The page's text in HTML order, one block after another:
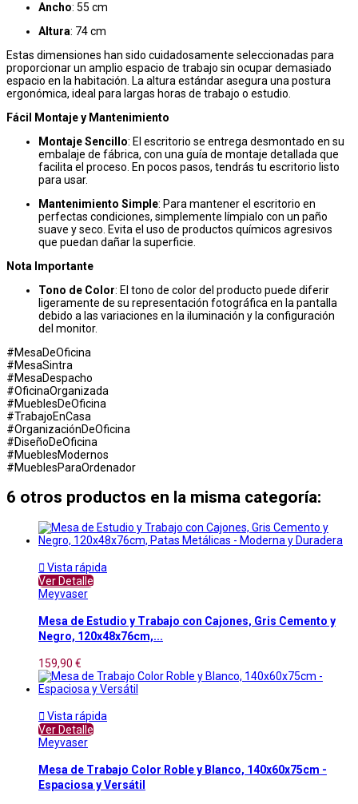
Ancho: 55 cm
Altura: 74 cm
Estas dimensiones han sido cuidadosamente seleccionadas para
proporcionar un amplio espacio de trabajo sin ocupar demasiado
espacio en la habitación. La altura estándar asegura una postura
ergonómica, ideal para largas horas de trabajo o estudio.
Fácil Montaje y Mantenimiento
Montaje Sencillo: El escritorio se entrega desmontado en su
embalaje de fábrica, con una guía de montaje detallada que
facilita el proceso. En pocos pasos, tendrás tu escritorio listo
para usar.
Mantenimiento Simple: Para mantener el escritorio en
perfectas condiciones, simplemente límpialo con un paño
suave y seco. Evita el uso de productos químicos agresivos
que puedan dañar la superficie.
Nota Importante
Tono de Color: El tono de color del producto puede diferir
ligeramente de su representación fotográfica en la pantalla
debido a las variaciones en la iluminación y la configuración
del monitor.
#MesaDeOficina
#MesaSintra
#MesaDespacho
#OficinaOrganizada
#MueblesDeOficina
#TrabajoEnCasa
#OrganizaciónDeOficina
#DiseñoDeOficina
#MueblesModernos
#MueblesParaOrdenador
6 otros productos en la misma categoría:
 Vista rápida
Ver Detalle
Meyvaser
Mesa de Estudio y Trabajo con Cajones, Gris Cemento y
Negro, 120x48x76cm,...
159,90 €
 Vista rápida
Ver Detalle
Meyvaser
Mesa de Trabajo Color Roble y Blanco, 140x60x75cm -
Espaciosa y Versátil